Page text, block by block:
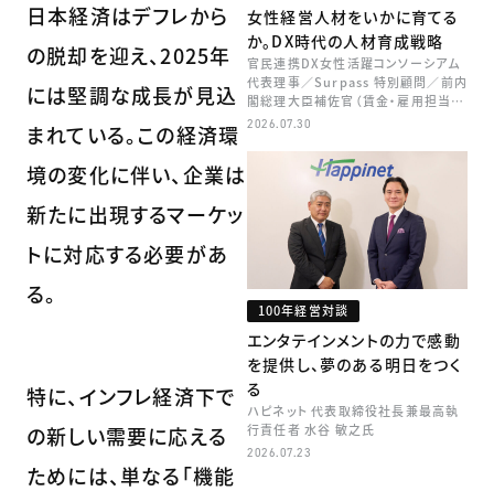
日本経済はデフレから
の脱却を迎え、2025年
には堅調な成長が見込
まれている。この経済環
境の変化に伴い、企業は
新たに出現するマーケッ
トに対応する必要があ
る。
特に、インフレ経済下で
の新しい需要に応える
ためには、単なる「機能
女性経営人材をいかに育てる
か。DX時代の人材育成戦略
官民連携DX女性活躍コンソーシアム
代表理事／Surpass 特別顧問／前内
閣総理大臣補佐官（賃金・雇用担当）
矢田 稚子
2026.07.30
100年経営対談
エンタテインメントの力で感動
を提供し、夢のある明日をつく
る
ハピネット 代表取締役社長兼最高執
行責任者 水谷 敏之氏
2026.07.23